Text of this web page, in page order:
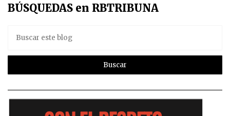
BÚSQUEDAS en RBTRIBUNA